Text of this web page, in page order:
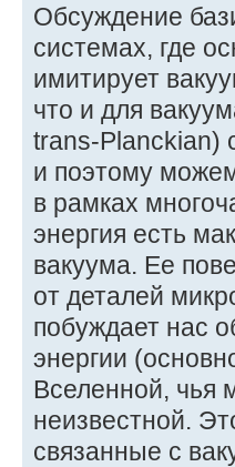
Обсуждение
системах, где
имитирует
что и для
trans-Planckian)
и поэтому
в рамках
энергия есть
вакуума. Ее
от деталей
побуждает нас
энергии
Вселенной, чья
неизвестной.
связанные с